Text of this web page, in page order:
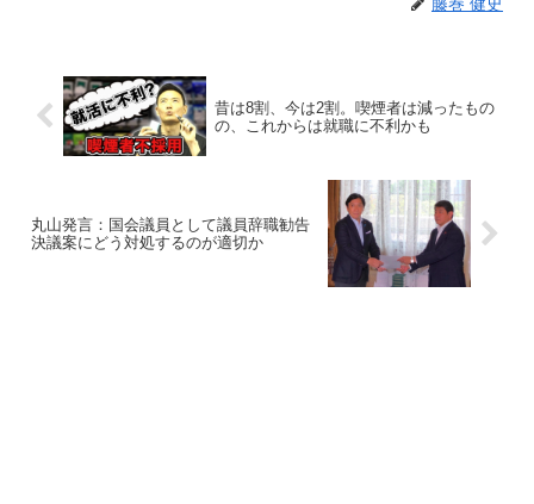
昔は8割、今は2割。喫煙者は減ったもの
の、これからは就職に不利かも
丸山発言：国会議員として議員辞職勧告
決議案にどう対処するのが適切か